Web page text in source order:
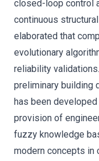
closed-loop control
continuous
elaborated that
evolutionary
reliability
preliminary building
has been
provision of
fuzzy knowledge
modern concepts in